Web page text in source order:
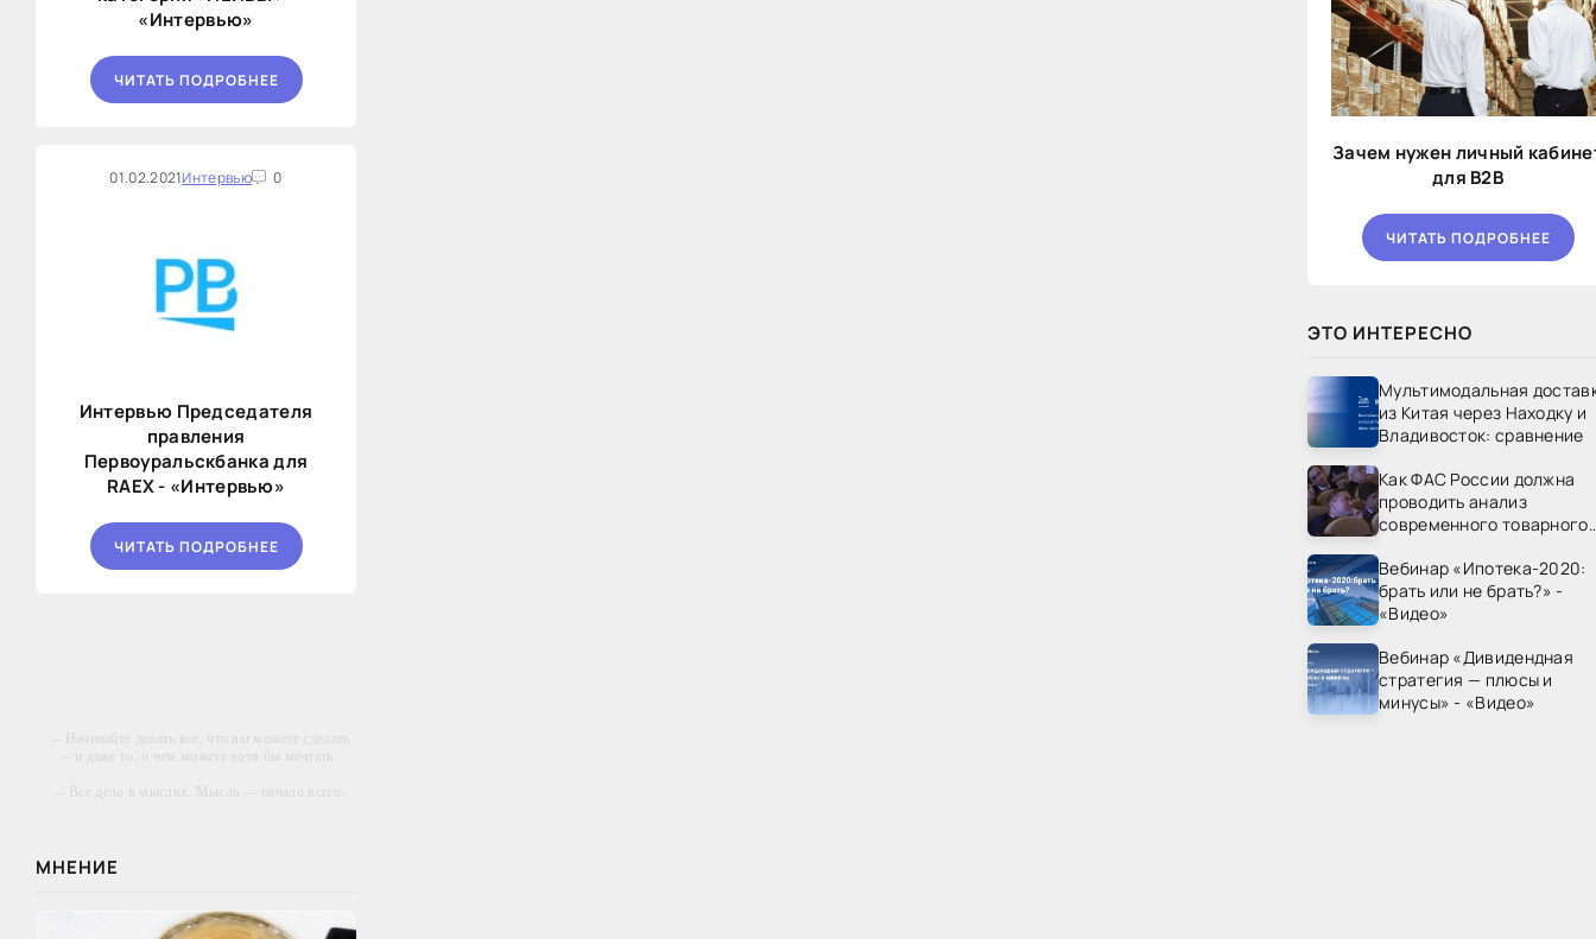
«Интервью»
ЧИТАТЬ ПОДРОБНЕЕ
01.02.2021Интервью 0
Интервью Председателя
правления
Первоуральскбанка для
RAEX - «Интервью»
ЧИТАТЬ ПОДРОБНЕЕ
-- Начинайте делать все, что вы можете сделать
– и даже то, о чем можете хотя бы мечтать.
-- Все дело в мыслях. Мысль — начало всего.
придумали.
МНЕНИЕ
Зачем нужен личный
для B2B
ЧИТАТЬ ПОДРОБНЕЕ
ЭТО ИНТЕРЕСНО
Мультимодальная
из Китая через Находку и
Владивосток: сравнение
Как ФАС России должна
проводить анализ
современного товарного
России»
Вебинар «Ипотека-2020:
брать или не брать?» -
«Видео»
Вебинар «Дивидендная
стратегия — плюсы и
минусы» - «Видео»